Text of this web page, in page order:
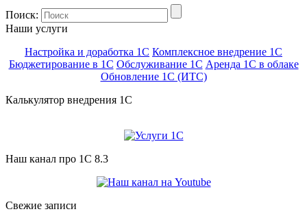
Поиск:
Наши услуги
Настройка и доработка 1С Комплексное внедрение 1С
Бюджетирование в 1С Обслуживание 1С Аренда 1С в облаке
Обновление 1С (ИТС)
Калькулятор внедрения 1C
Наш канал про 1С 8.3
Свежие записи